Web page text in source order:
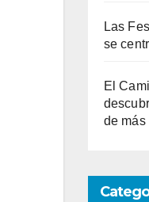
Las
se
El
de más